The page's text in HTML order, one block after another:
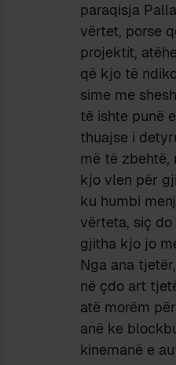
paraqisja
vërtet, porse
projektit,
që kjo të
sime me
të ishte punë
thuajse i
më të zbehtë,
kjo vlen për
ku humbi
vërteta, siç
gjitha kjo jo
Nga ana
në çdo art
atë morëm
anë ke
kinemanë e